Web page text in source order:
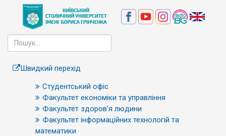
Швидкий перехід
Студентський офіс
Факультет економіки та управління
Факультет здоров’я людини
Факультет інформаційних технологій та
математики